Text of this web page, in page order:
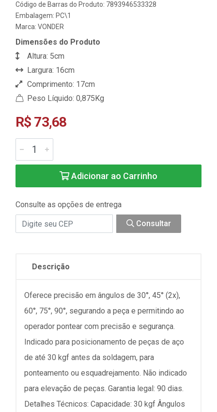
Código de Barras do Produto: 7893946533328
Embalagem: PC\1
Marca: VONDER
Dimensões do Produto
Altura: 5cm
Largura: 16cm
Comprimento: 17cm
Peso Líquido: 0,875Kg
R$ 73,68
Adicionar ao Carrinho
Consulte as opções de entrega
Consultar
Descrição
Oferece precisão em ângulos de 30°, 45° (2x),
60°, 75°, 90°, segurando a peça e permitindo ao
operador pontear com precisão e segurança.
Indicado para posicionamento de peças de aço
de até 30 kgf antes da soldagem, para
ponteamento ou esquadrejamento. Não indicado
para elevação de peças. Garantia legal: 90 dias.
Detalhes Técnicos: Capacidade: 30 kgf Ângulos